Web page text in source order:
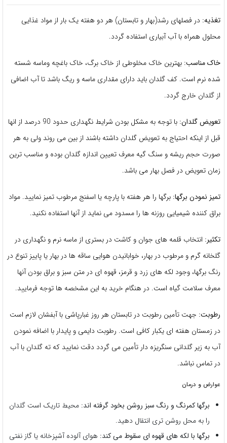
تغذیه: در فصلهای رشد(بهار و تابستان) هر دو هفته یک بار از مواد غذایی
محلول همراه با آب آبیاری استفاده گردد.
خاک مناسب: بهترین خاک مخلوطی از خاک برگ، خاک باغچه وماسه شسته
شده نرم است. کف گلدان باید دارای مقداری ماسه و ریگ باشد تا آب اضافی
از گلدان خارج گردد.
تعویض گلدان:
با توجه به مشکل بودن شرایط نگهداری حدود 90 درصد از انها
قبل از اینکه احتیاج به تعویض گلدان داشته باشند از بین می روند ولی به هر
صورت حجم ریشه و سنگ گیه معرف تعیین اندازه گلدان بوده و مناسب ترین
زمان تعویض در فصل بهار می باشد.
تمیز نمودن برگها: برگها را هر هفته با پارچه یا اسفنج مرطوب تمیز نمایید. مواد
براق کننده شیمیایی روزنه ها را مسدود می نماید از آنها استفاده نکنید.
تکثیر: انتخاب قلمه های جوان و کاشت در بستری از ماسه نرم و نگهداری در
گلخانه گرم و مرطوب در بهار، خوابانیدن هوایی ساقه ها در بهار یا پاییز تنوع در
رنگ برگها، وجود لکه های زرد و قرمز، قهوه ای در متن سبز و براق بودن آنها
معرف سلامت گیاه است. در هنگام خرید به این مشخصه ها توجه فرمایید.
رطوبت: جهت تأمین رطوبت در تابستان هر روز غبارپاشی با آبفشان لازم است
در زمستان هفته ای یکبار کافی است. رطوبت دایمی و پایدار با اضافه نمودن
آب به زیر گلدانی سنگریزه دار تأمین می گردد دقت نمایید که ته گلدان با آب
در تماس نباشد.
عوارض و درمان
برگها کمرنگ و رنگ سبز روشن بخود گرفته اند: محیط تاریک است گلدان
را به محل روشن تری انتقال دهید.
برگها با لکه های قهوه ای سقوط می کند: هوای آلوده آشپزخانه یا گاز نفتی